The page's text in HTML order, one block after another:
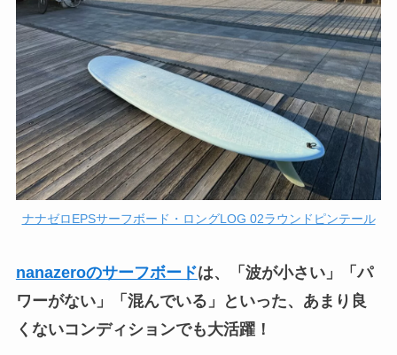
ナナゼロEPSサーフボード・ロングLOG 02ラウンドピンテール
nanazeroのサーフボードは、「波が小さい」「パ
ワーがない」「混んでいる」といった、あまり良
くないコンディションでも大活躍！